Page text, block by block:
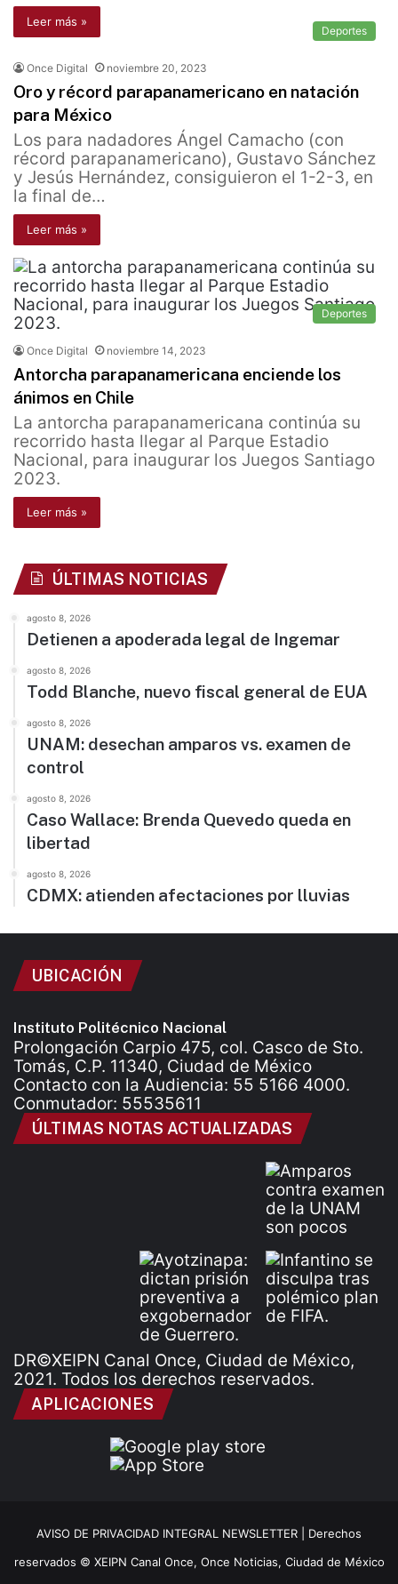
Leer más »
Deportes
Once Digital noviembre 20, 2023
Oro y récord parapanamericano en natación
para México
Los para nadadores Ángel Camacho (con
récord parapanamericano), Gustavo Sánchez
y Jesús Hernández, consiguieron el 1-2-3, en
la final de…
Leer más »
Deportes
Once Digital noviembre 14, 2023
Antorcha parapanamericana enciende los
ánimos en Chile
La antorcha parapanamericana continúa su
recorrido hasta llegar al Parque Estadio
Nacional, para inaugurar los Juegos Santiago
2023.
Leer más »
ÚLTIMAS NOTICIAS
agosto 8, 2026
Detienen a apoderada legal de Ingemar
agosto 8, 2026
Todd Blanche, nuevo fiscal general de EUA
agosto 8, 2026
UNAM: desechan amparos vs. examen de
control
agosto 8, 2026
Caso Wallace: Brenda Quevedo queda en
libertad
agosto 8, 2026
CDMX: atienden afectaciones por lluvias
UBICACIÓN
Instituto Politécnico Nacional
Prolongación Carpio 475, col. Casco de Sto.
Tomás, C.P. 11340, Ciudad de México
Contacto con la Audiencia: 55 5166 4000.
Conmutador: 55535611
ÚLTIMAS NOTAS ACTUALIZADAS
DR©XEIPN Canal Once, Ciudad de México,
2021. Todos los derechos reservados.
APLICACIONES
AVISO DE PRIVACIDAD INTEGRAL NEWSLETTER | Derechos
reservados © XEIPN Canal Once, Once Noticias, Ciudad de México